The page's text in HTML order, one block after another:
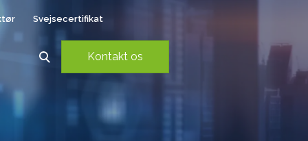
Svejsecertifikat
Kontakt os